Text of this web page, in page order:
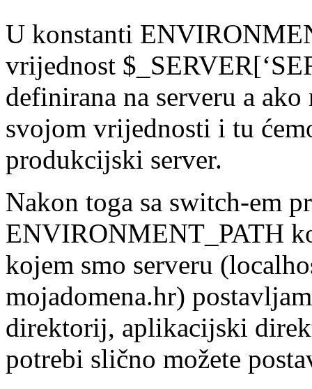
U konstanti
vrijednost
definirana na serveru a
svojom vrijednosti i tu
produkcijski server.
Nakon toga sa switch-em
ENVIRONMENT_PATH
kojem smo serveru
mojadomena.hr)
direktorij, aplikacijski
potrebi slično možete